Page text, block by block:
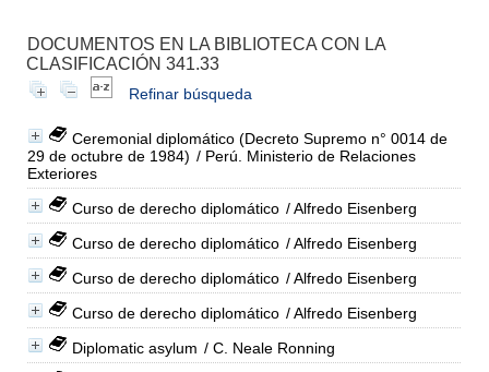
DOCUMENTOS EN LA BIBLIOTECA CON LA
CLASIFICACIÓN 341.33
Refinar búsqueda
Ceremonial diplomático (Decreto Supremo n° 0014 de
29 de octubre de 1984) / Perú. Ministerio de Relaciones
Exteriores
Curso de derecho diplomático / Alfredo Eisenberg
Curso de derecho diplomático / Alfredo Eisenberg
Curso de derecho diplomático / Alfredo Eisenberg
Curso de derecho diplomático / Alfredo Eisenberg
Diplomatic asylum / C. Neale Ronning